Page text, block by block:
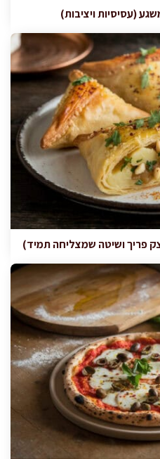
(עסיסיות ויציבות)
פריך ושיטה שמצליחה תמיד)